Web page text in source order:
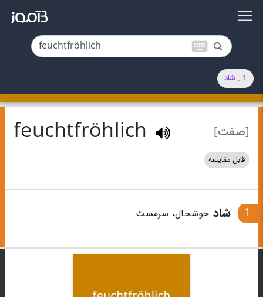
keyboard
1 . شاد
[صفت] feuchtfröhlich
قابل مقایسه
1 شاد خوشحال، سرمست